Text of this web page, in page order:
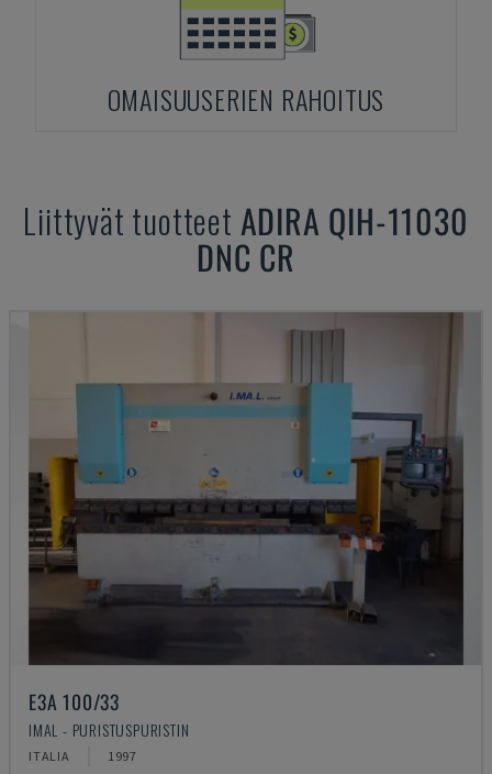
OMAISUUSERIEN RAHOITUS
Liittyvät tuotteet ADIRA QIH-11030
DNC CR
E3A 100/33
IMAL - PURISTUSPURISTIN
ITALIA 1997